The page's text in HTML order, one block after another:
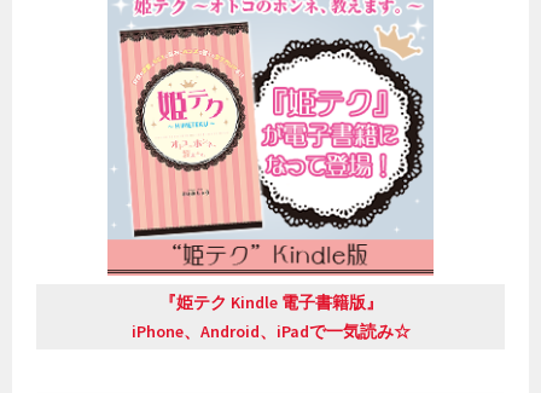
『姫テク Kindle 電子書籍版』
iPhone、Android、iPadで一気読み☆